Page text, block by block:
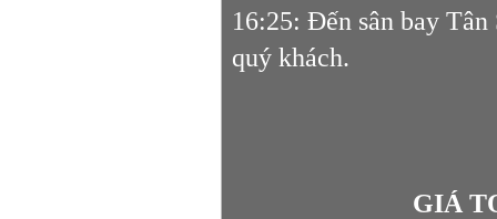
16:25: Đến sân bay
quý khách.
GIÁ